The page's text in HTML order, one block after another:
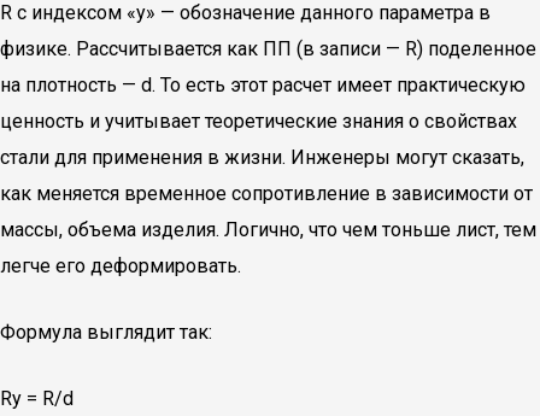
R с индексом «у» — обозначение данного параметра в
физике. Рассчитывается как ПП (в записи — R) поделенное
на плотность — d. То есть этот расчет имеет практическую
ценность и учитывает теоретические знания о свойствах
стали для применения в жизни. Инженеры могут сказать,
как меняется временное сопротивление в зависимости от
массы, объема изделия. Логично, что чем тоньше лист, тем
легче его деформировать.
Формула выглядит так:
Ry = R/d